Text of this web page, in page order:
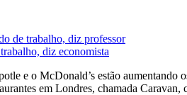
de trabalho, diz professor
diz economista
e o McDonald’s estão
em Londres, chamada